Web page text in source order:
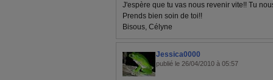
J'espère que tu vas nous revenir vite!! Tu
Prends bien soin de toi!!
Bisous, Célyne
Jessica0000
publié le 26/04/2010 à 05:57